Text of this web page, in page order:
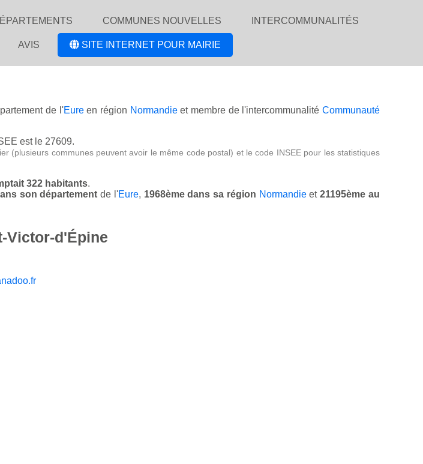
COMMUNES NOUVELLES INTERCOMMUNALITÉS
AVIS SITE INTERNET POUR MAIRIE
de l'Eureen région Normandieet membre de l'intercommunalitéCommunauté
est le 27609.
(plusieurs communes peuvent avoir le même code postal) et le code INSEE pour les statistiques
322 habitants.
son département de l'Eure, 1968ème dans sa région Normandieet21195ème au
Victor-d'Épine